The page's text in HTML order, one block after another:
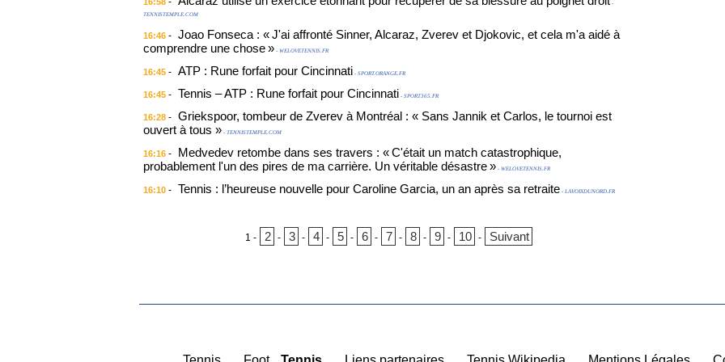
-
TENNISTEMPLE.COM
16:46 - Joao Fonseca : « J'ai affronté Sinner, Alcaraz, Zverev et Djokovic, et cela m'a aidé à
comprendre une chose » - WELOVETENNIS.FR
16:45 - ATP : Rune forfait pour Cincinnati - SPORT.ORANGE.FR
16:45 - Tennis – ATP : Rune forfait pour Cincinnati - SPORT365.FR
16:28 - Griekspoor, tombeur de Zverev à Montréal : « Sans Jannik et Carlos, le tournoi est
ouvert à tous » - TENNISTEMPLE.COM
16:16 -
Medvedev retombe dans ses travers : « C'était un match catastrophique,
probablement l'un des pires de ma carrière. Un véritable désastre » - WELOVETENNIS.FR
16:10 - Tennis : l’heureuse nouvelle pour Caroline Garcia, un an après sa retraite - LAVOIXDUNORD.FR
1 - 2 - 3 - 4 - 5 - 6 - 7 - 8 - 9 - 10 - Suivant